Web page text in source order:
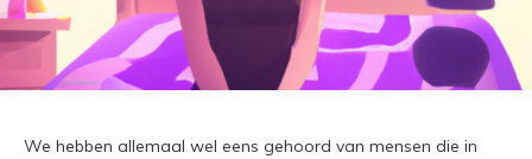
We hebben allemaal wel eens gehoord van mensen die in